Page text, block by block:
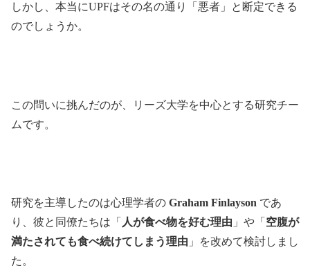
しかし、本当にUPFはその名の通り「悪者」と断定できる
のでしょうか。
この問いに挑んだのが、リーズ大学を中心とする研究チー
ムです。
研究を主導したのは心理学者の Graham Finlayson であ
り、彼と同僚たちは「 人が食べ物を好む理由 」や「 空腹が
満たされても食べ続けてしまう理由 」を改めて検討しまし
た。